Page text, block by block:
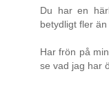
Du har en
betydligt fler
Har frön på
se vad jag har